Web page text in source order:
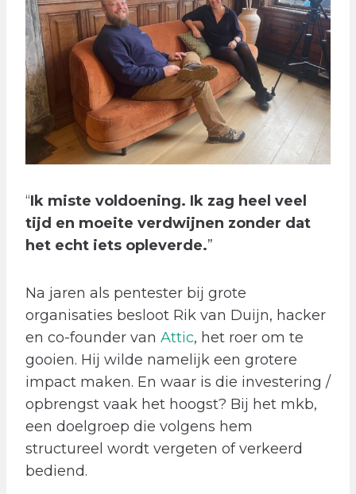
​“Ik miste voldoening. Ik zag heel veel
tijd en moeite verdwijnen zonder dat
het echt iets opleverde.”
Na jaren als pentester bij grote
organisaties besloot Rik van Duijn, hacker
en co-founder van Attic, het roer om te
gooien. Hij wilde namelijk een grotere
impact maken. En waar is die investering /
opbrengst vaak het hoogst? Bij het mkb,
een doelgroep die volgens hem
structureel wordt vergeten of verkeerd
bediend.